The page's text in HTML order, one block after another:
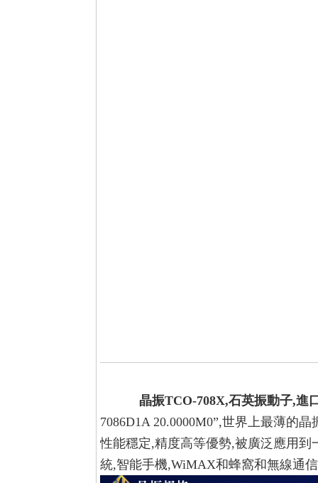
晶振TCO-708X,石英振動子,進
7086D1A 20.0000M0”,世界上最薄的晶
性能穩定,精度高等優勢,被廣泛應用到
統,智能手機,WiMAX和蜂窩和無線通